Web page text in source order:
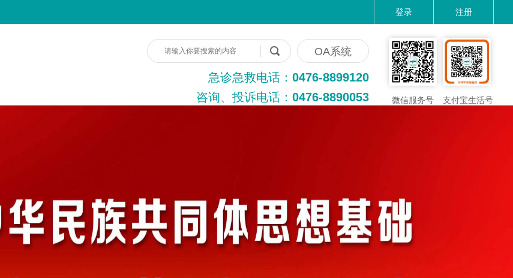
登录 注册
OA系统
急诊急救电话： 0476-8899120
咨询、投诉电话： 0476-8890053 微信服务号 支付宝生活号